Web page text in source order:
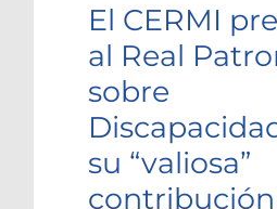
El CERMI
al Real
sobre
su “valiosa”
contribución